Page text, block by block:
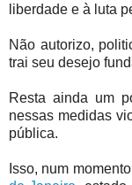
liberdade e à luta
Não autorizo,
trai seu desejo
Resta ainda um
nessas medidas
pública.
Isso, num